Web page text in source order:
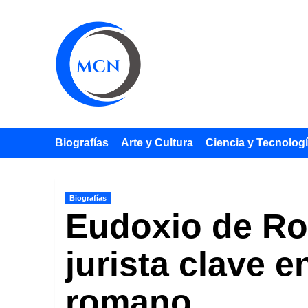
Biografías Arte y Cultura Ciencia y
Biografías
Eudoxio de
jurista clave